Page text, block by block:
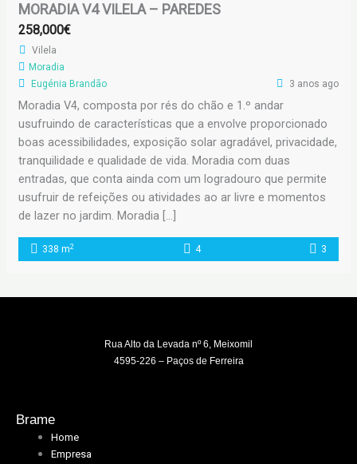
MORADIA V4 VILELA – PAREDES
258,000€
Vilela
Moradia
Eugénia Brandão
3 anos ago
Moradia V4, composta por rés do chão e 1.º andar
usufruindo de características que a envolve proporcionado
boas acessibilidades, exposição solar agradável, privacidade,
tranquilidade e qualidade de vida. Moradia com duas
entradas, que conta ainda com um logradouro que permite
usufruir de refeições ou atividades ao ar livre e momentos
de lazer no jardim. Moradia […]
338 m2 4 3
Rua Alto da Levada nº 6, Meixomil
4595-226 – Paços de Ferreira
Brame
Home
Empresa